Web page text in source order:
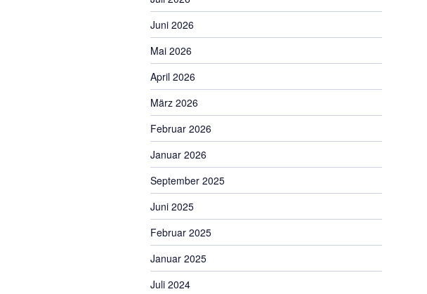
Juni 2026
Mai 2026
April 2026
März 2026
Februar 2026
Januar 2026
September 2025
Juni 2025
Februar 2025
Januar 2025
Juli 2024